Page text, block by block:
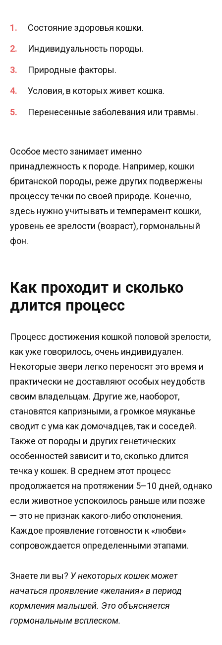
Состояние здоровья кошки.
Индивидуальность породы.
Природные факторы.
Условия, в которых живет кошка.
Перенесенные заболевания или травмы.
Особое место занимает именно
принадлежность к породе. Например, кошки
британской породы, реже других подвержены
процессу течки по своей природе. Конечно,
здесь нужно учитывать и темперамент кошки,
уровень ее зрелости (возраст), гормональный
фон.
Как проходит и сколько
длится процесс
Процесс достижения кошкой половой зрелости,
как уже говорилось, очень индивидуален.
Некоторые звери легко переносят это время и
практически не доставляют особых неудобств
своим владельцам. Другие же, наоборот,
становятся капризными, а громкое мяуканье
сводит с ума как домочадцев, так и соседей.
Также от породы и других генетических
особенностей зависит и то, сколько длится
течка у кошек. В среднем этот процесс
продолжается на протяжении 5–10 дней, однако
если животное успокоилось раньше или позже
— это не признак какого-либо отклонения.
Каждое проявление готовности к «любви»
сопровождается определенными этапами.
Знаете ли вы? У некоторых кошек может
начаться проявление «желания» в период
кормления малышей. Это объясняется
гормональным всплеском.